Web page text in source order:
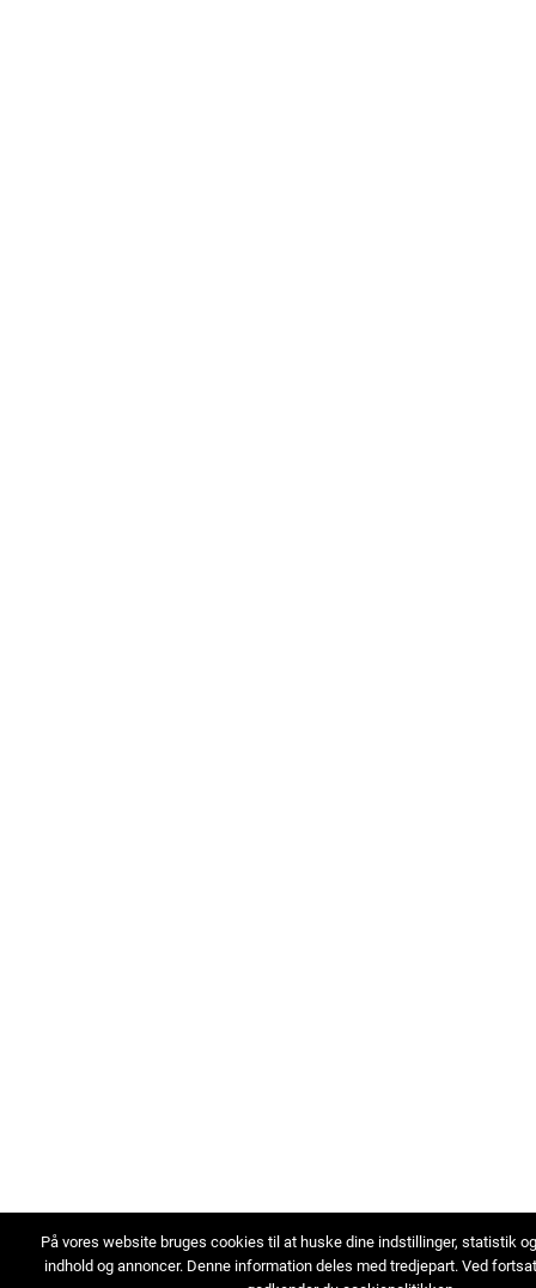
På vores website bruges cookies til at huske dine indstillinger, statistik
indhold og annoncer. Denne information deles med tredjepart. Ved